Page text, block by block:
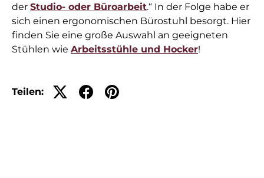
der Studio- oder Büroarbeit.“ In der Folge habe er
sich einen ergonomischen Bürostuhl besorgt. Hier
finden Sie eine große Auswahl an geeigneten
Stühlen wie Arbeitsstühle und Hocker!
Teilen: